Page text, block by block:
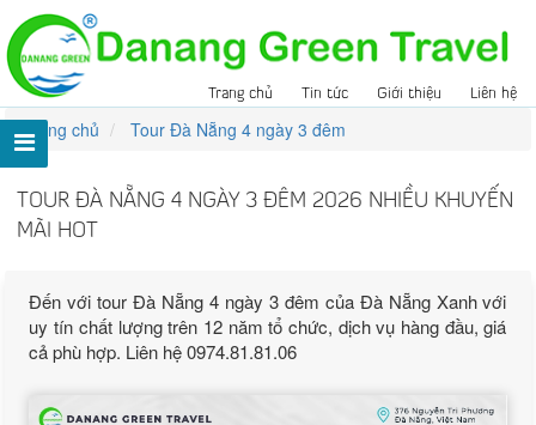
Trang chủ Tin tức Giới thiệu Liên hệ
Trang chủ Tour Đà Nẵng 4 ngày 3 đêm
TOUR ĐÀ NẴNG 4 NGÀY 3 ĐÊM 2026 NHIỀU KHUYẾN
MÃI HOT
Đến với tour Đà Nẵng 4 ngày 3 đêm của Đà Nẵng Xanh với
uy tín chất lượng trên 12 năm tổ chức, dịch vụ hàng đầu, giá
cả phù hợp. Liên hệ 0974.81.81.06